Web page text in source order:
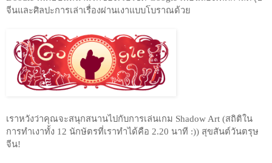
จีนและศิลปะการเล่าเรื่องผ่านเงาแบบโบราณด้วย
เราหวังว่าคุณจะสนุกสนานไปกับการเล่นเกม Shadow Art (สถิติใน
การทำเงาทั้ง 12 นักษัตรที่เราทำได้คือ 2.20 นาที :)) สุขสันต์วันตรุษ
จีน!